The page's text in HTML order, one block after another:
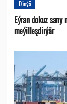
Dünýä
Eýran dokuz sany
meýilleşdirýär